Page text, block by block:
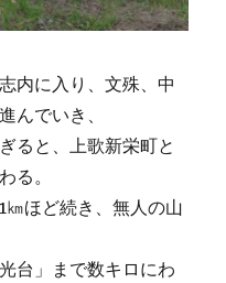
内に入り、文殊、中
んでいき、
ると、上歌新栄町と
る。
㎞ほど続き、無人の山
台」まで数キロにわ